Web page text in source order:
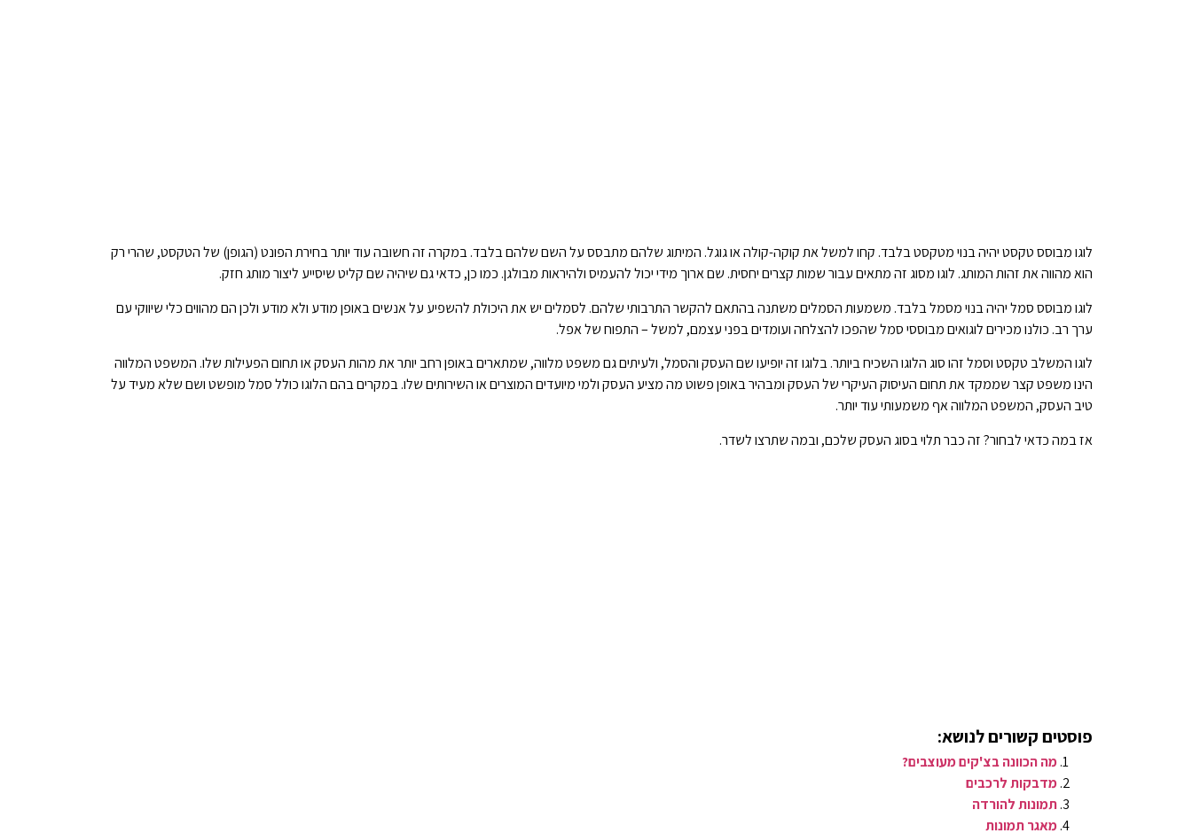
לוגו מבוסס טקסט יהיה בנוי מטקסט בלבד. קחו למשל את קוקה-קולה או גוגל. המיתוג שלהם מתבסס על השם שלהם בלבד. במקרה זה חשובה עוד יותר בחירת הפונט (הגופן) של הטקסט, שהרי רק
הוא מהווה את זהות המותג. לוגו מסוג זה מתאים עבור שמות קצרים יחסית. שם ארוך מידי יכול להעמיס ולהיראות מבולגן. כמו כן, כדאי גם שיהיה שם קליט שיסייע ליצור מותג חזק.
לוגו מבוסס סמל יהיה בנוי מסמל בלבד. משמעות הסמלים משתנה בהתאם להקשר התרבותי שלהם. לסמלים יש את היכולת להשפיע על אנשים באופן מודע ולא מודע ולכן הם מהווים כלי שיווקי עם
ערך רב. כולנו מכירים לוגואים מבוססי סמל שהפכו להצלחה ועומדים בפני עצמם, למשל – התפוח של אפל.
לוגו המשלב טקסט וסמל זהו סוג הלוגו השכיח ביותר. בלוגו זה יופיעו שם העסק והסמל, ולעיתים גם משפט מלווה, שמתארים באופן רחב יותר את מהות העסק או תחום הפעילות שלו. המשפט המלווה
הינו משפט קצר שממקד את תחום העיסוק העיקרי של העסק ומבהיר באופן פשוט מה מציע העסק ולמי מיועדים המוצרים או השירותים שלו. במקרים בהם הלוגו כולל סמל מופשט ושם שלא מעיד על
טיב העסק, המשפט המלווה אף משמעותי עוד יותר.
אז במה כדאי לבחור? זה כבר תלוי בסוג העסק שלכם, ובמה שתרצו לשדר.
פוסטים קשורים לנושא:
מה הכוונה בצ'קים מעוצבים?
מדבקות לרכבים
תמונות להורדה
מאגר תמונות